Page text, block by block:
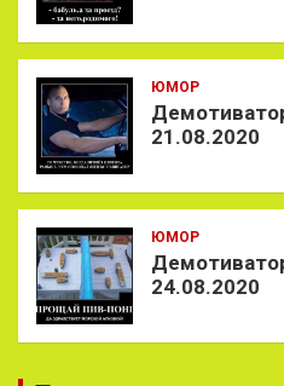
ЮМОР
21.08.2020
ЮМОР
24.08.2020